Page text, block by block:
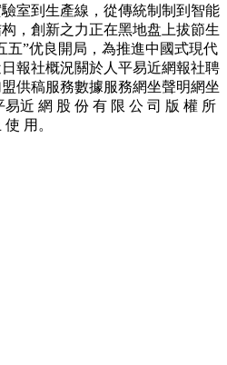
室到生產線，從傳統制制到智能
，創新之力正在黑地盘上拔節生
五”优良開局，為推進中國式現代
報社概況關於人平易近網報社聘
供稿服務數據服務網坐聲明網坐
近 網 股 份 有 限 公 司 版 權 所
用。